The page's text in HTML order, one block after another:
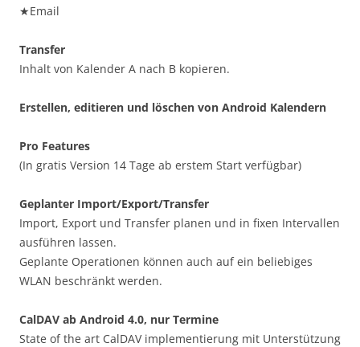
★Email
Transfer
Inhalt von Kalender A nach B kopieren.
Erstellen, editieren und löschen von Android Kalendern
Pro Features
(In gratis Version 14 Tage ab erstem Start verfügbar)
Geplanter Import/Export/Transfer
Import, Export und Transfer planen und in fixen Intervallen
ausführen lassen.
Geplante Operationen können auch auf ein beliebiges
WLAN beschränkt werden.
CalDAV ab Android 4.0, nur Termine
State of the art CalDAV implementierung mit Unterstützung